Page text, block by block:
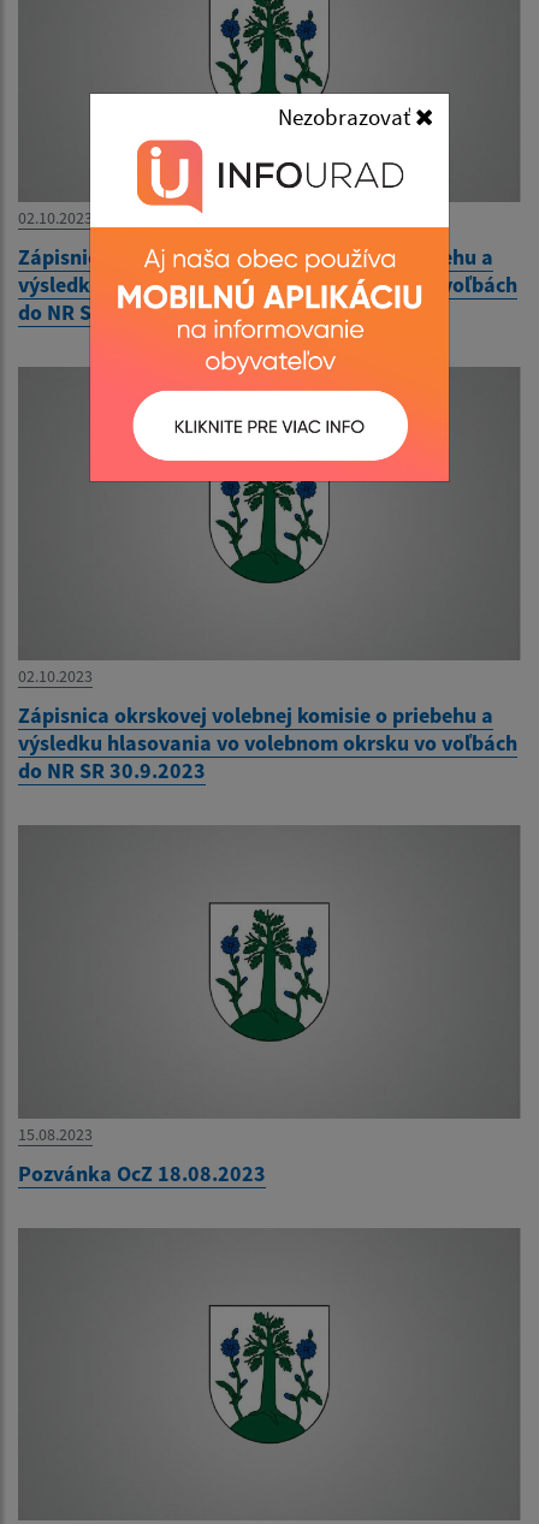
Nezobrazovať
02.10.2023
Zápisnica okrskovej volebnej komisie o priebehu a
výsledku hlasovania vo volebnom okrsku vo voľbách
do NR SR 30.9.2023
02.10.2023
Zápisnica okrskovej volebnej komisie o priebehu a
výsledku hlasovania vo volebnom okrsku vo voľbách
do NR SR 30.9.2023
15.08.2023
Pozvánka OcZ 18.08.2023